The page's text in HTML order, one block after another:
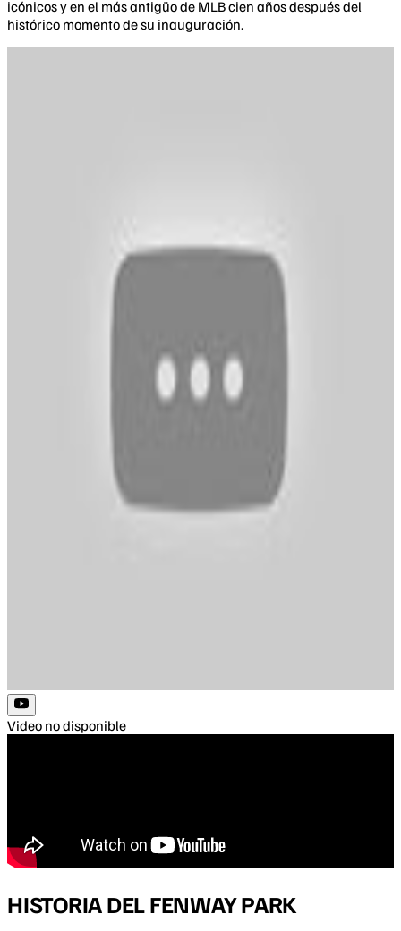
icónicos y en el más antigüo de MLB cien años después del
histórico momento de su inauguración.
Video no disponible
HISTORIA DEL FENWAY PARK